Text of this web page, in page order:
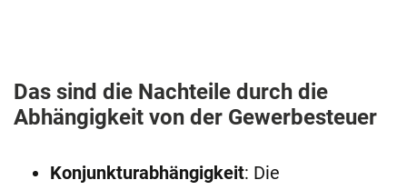
Das sind die Nachteile durch die
Abhängigkeit von der Gewerbesteuer
Konjunkturabhängigkeit: Die